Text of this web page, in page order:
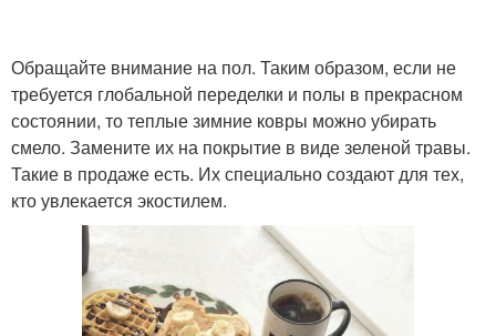
Обращайте внимание на пол. Таким образом, если не
требуется глобальной переделки и полы в прекрасном
состоянии, то теплые зимние ковры можно убирать
смело. Замените их на покрытие в виде зеленой травы.
Такие в продаже есть. Их специально создают для тех,
кто увлекается экостилем.